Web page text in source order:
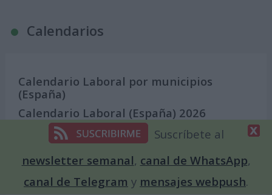
Calendarios
Calendario Laboral por municipios
(España)
Calendario Laboral (España) 2026
Calendario Astronómico de 2026
Calendario de Días Internacionales de
2027
Suscríbete al
newsletter semanal, canal de WhatsApp,
canal de Telegram y mensajes webpush.